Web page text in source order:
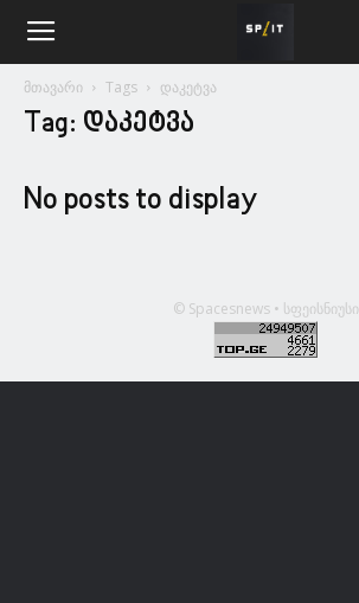
მთავარი Tags დაკეტვა
Tag: დაკეტვა
No posts to display
© Spacesnews • სფეისნიუსი